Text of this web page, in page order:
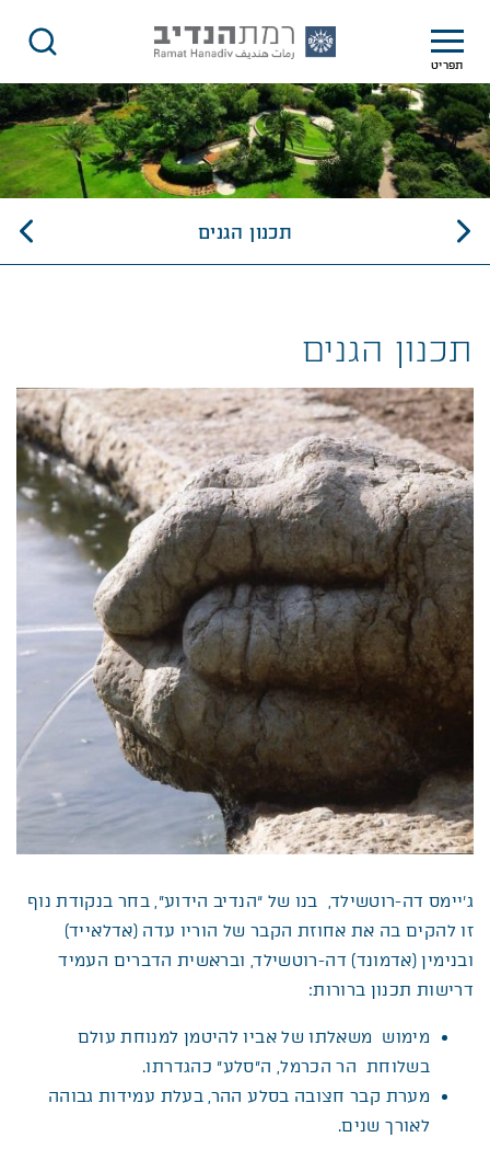
תכנון הגנים | רמת הנדיב
תפריט
תכנון הגנים
תכנון הגנים
ג’יימס דה-רוטשילד, בנו של “הנדיב הידוע”, בחר בנקודת נוף
זו להקים בה את אחוזת הקבר של הוריו עדה (אדלאייד)
ובנימין (אדמונד) דה-רוטשילד, ובראשית הדברים העמיד
דרישות תכנון ברורות:
מימוש משאלתו של אביו להיטמן למנוחת עולם
בשלוחת הר הכרמל, ה”סלע” כהגדרתו.
מערת קבר חצובה בסלע ההר, בעלת עמידות גבוהה
לאורך שנים.